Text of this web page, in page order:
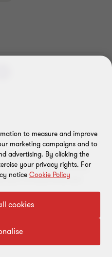
Bereich Indirect Tax mit
Verbrauchsteuern sowie
(z.B. Emissionshandel
to measure and improve
marketing campaigns and to
advertising. By clicking the
your privacy rights. For
notice Cookie Policy
cookies